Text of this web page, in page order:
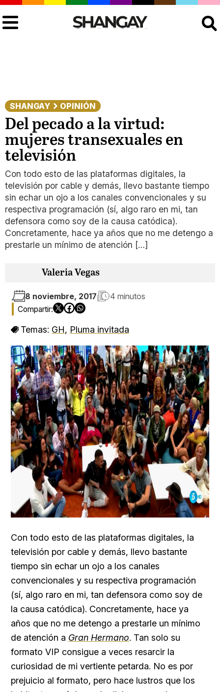
SHANGAY OPINIÓN
Del pecado a la virtud:
mujeres transexuales en
televisión
Con todo esto de las plataformas digitales, la
televisión por cable y demás, llevo bastante tiempo
sin echar un ojo a los canales convencionales y su
respectiva programación (sí, algo raro en mi, tan
defensora como soy de la causa catódica).
Concretamente, hace ya años que no me detengo a
prestarle un mínimo de atención […]
Valeria Vegas
8 noviembre, 2017 4 minutos
Temas: GH, Pluma invitada
Con todo esto de las plataformas digitales, la
televisión por cable y demás, llevo bastante
tiempo sin echar un ojo a los canales
convencionales y su respectiva programación
(sí, algo raro en mi, tan defensora como soy de
la causa catódica). Concretamente, hace ya
años que no me detengo a prestarle un mínimo
de atención a Gran Hermano. Tan solo su
formato VIP consigue a veces resarcir la
curiosidad de mi vertiente petarda. No es por
prejuicio al formato, pero hace lustros que los